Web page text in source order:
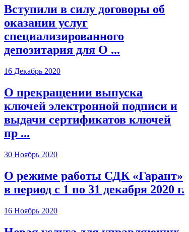
Вступили в силу договоры об
оказании услуг
специализированного
депозитария для О ...
16 Декабрь 2020
О прекращении выпуска
ключей электронной подписи и
выдачи сертификатов ключей
пр ...
30 Ноябрь 2020
О режиме работы СДК «Гарант»
в период с 1 по 31 декабря 2020 г.
16 Ноябрь 2020